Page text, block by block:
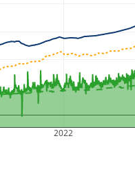
2022